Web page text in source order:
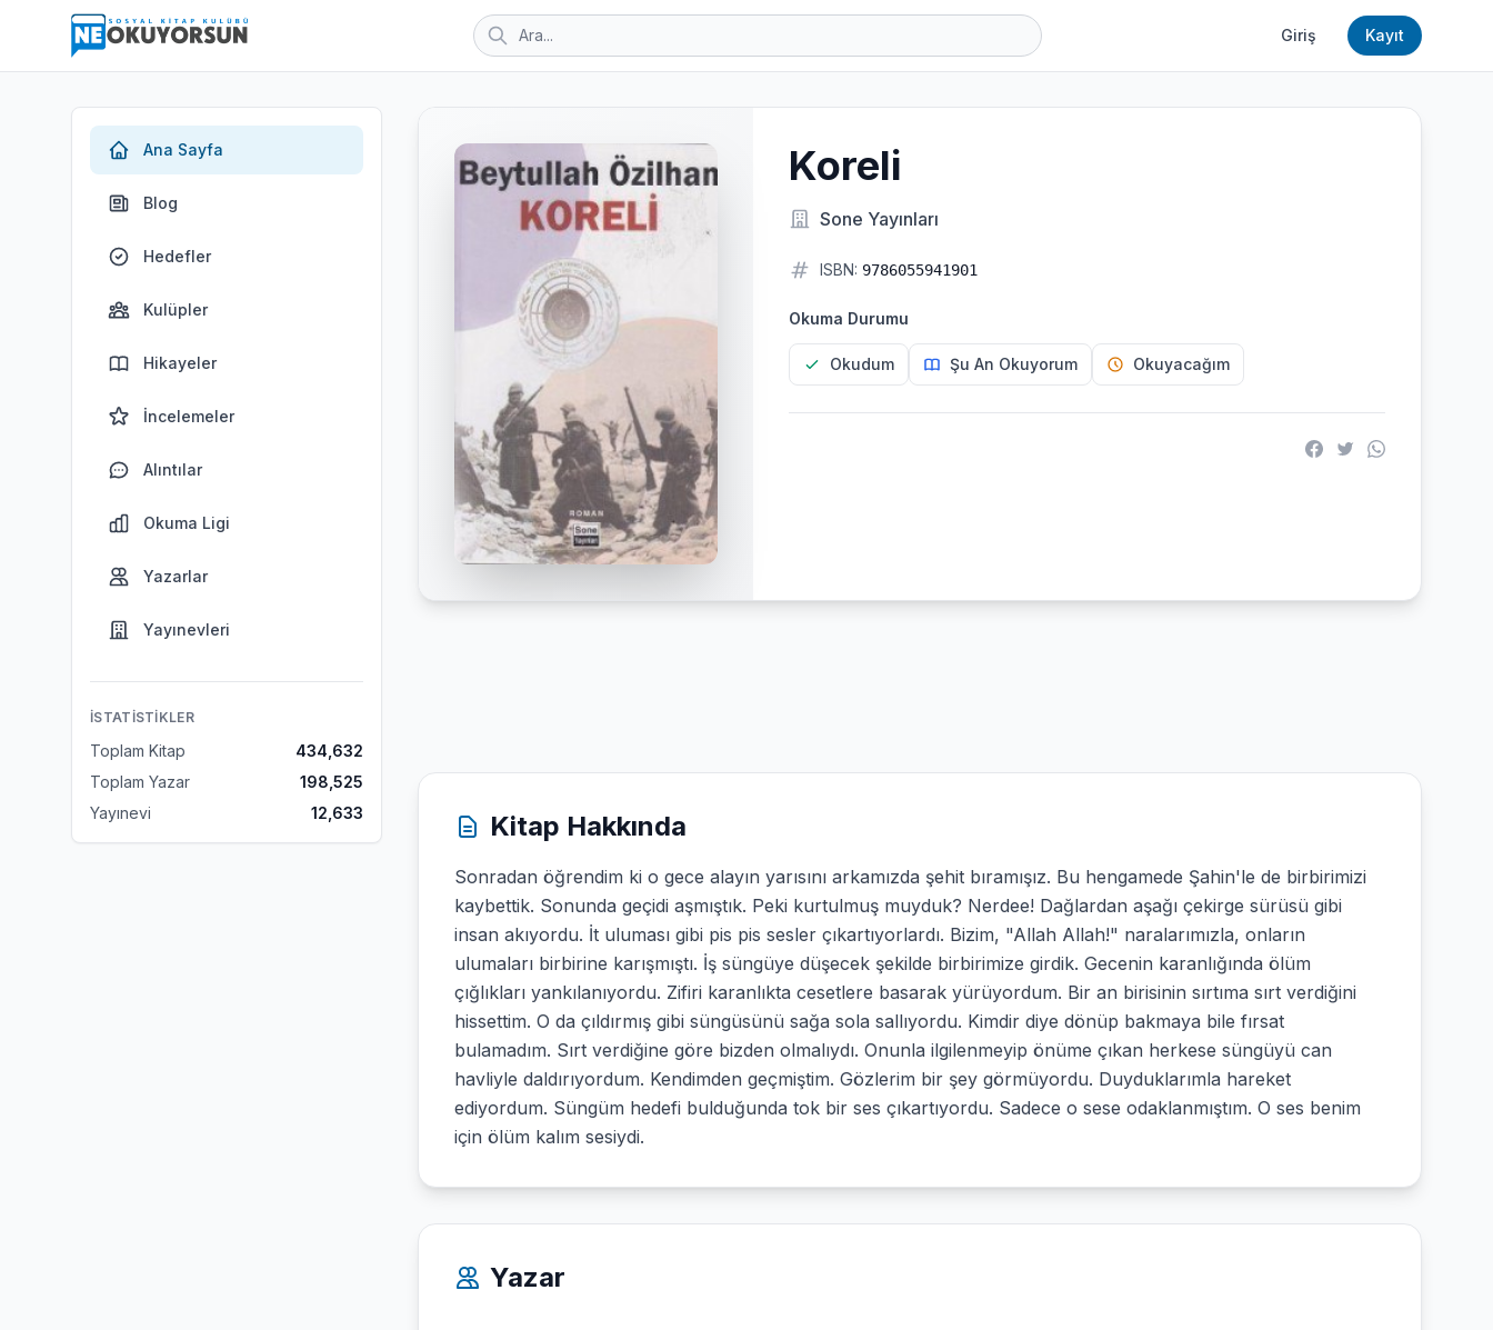
Giriş Kayıt
Ana Sayfa
Blog
Hedefler
Kulüpler
Hikayeler
İncelemeler
Alıntılar
Okuma Ligi
Yazarlar
Yayınevleri
İSTATISTIKLER
Toplam Kitap
434,632
Toplam Yazar
198,525
Yayınevi
12,633
Koreli
Sone Yayınları
ISBN: 9786055941901
Okuma Durumu
Okudum Şu An Okuyorum Okuyacağım
Kitap Hakkında
Sonradan öğrendim ki o gece alayın yarısını arkamızda şehit bıramışız. Bu hengamede Şahin'le de birbirimizi
kaybettik. Sonunda geçidi aşmıştık. Peki kurtulmuş muyduk? Nerdee! Dağlardan aşağı çekirge sürüsü gibi
insan akıyordu. İt uluması gibi pis pis sesler çıkartıyorlardı. Bizim, "Allah Allah!" naralarımızla, onların
ulumaları birbirine karışmıştı. İş süngüye düşecek şekilde birbirimize girdik. Gecenin karanlığında ölüm
çığlıkları yankılanıyordu. Zifiri karanlıkta cesetlere basarak yürüyordum. Bir an birisinin sırtıma sırt verdiğini
hissettim. O da çıldırmış gibi süngüsünü sağa sola sallıyordu. Kimdir diye dönüp bakmaya bile fırsat
bulamadım. Sırt verdiğine göre bizden olmalıydı. Onunla ilgilenmeyip önüme çıkan herkese süngüyü can
havliyle daldırıyordum. Kendimden geçmiştim. Gözlerim bir şey görmüyordu. Duyduklarımla hareket
ediyordum. Süngüm hedefi bulduğunda tok bir ses çıkartıyordu. Sadece o sese odaklanmıştım. O ses benim
için ölüm kalım sesiydi.
Yazar